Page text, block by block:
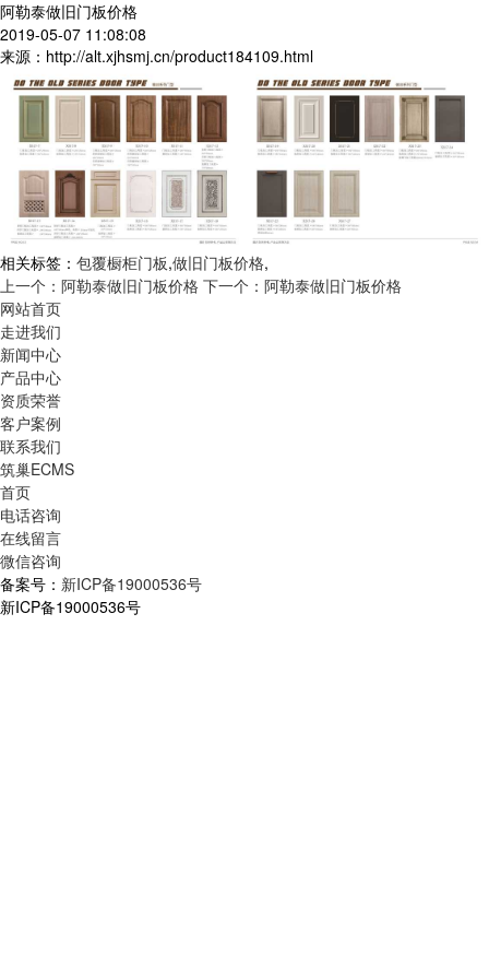
阿勒泰做旧门板价格
2019-05-07 11:08:08
来源：http://alt.xjhsmj.cn/product184109.html
相关标签： 包覆橱柜门板,做旧门板价格,
上一个：阿勒泰做旧门板价格 下一个：阿勒泰做旧门板价格
网站首页
走进我们
新闻中心
产品中心
资质荣誉
客户案例
联系我们
筑巢ECMS
首页
电话咨询
在线留言
微信咨询
备案号： 新ICP备19000536号
新ICP备19000536号